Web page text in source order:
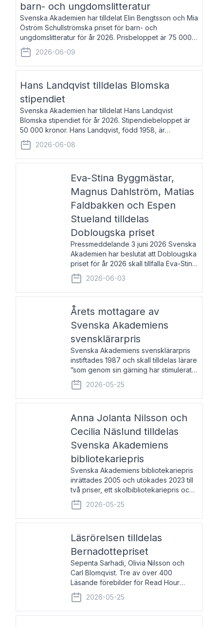
barn- och ungdomslitteratur
Svenska Akademien har tilldelat Elin Bengtsson och Mia
Öström Schullströmska priset för barn- och
ungdomslitteratur för år 2026. Prisbeloppet är 75 000
kronor vardera. Elin Bengtsson, född 1987, är författare
och forskare i genusvetenskap.
2026-06-09
Hans Landqvist tilldelas Blomska
stipendiet
Svenska Akademien har tilldelat Hans Landqvist
Blomska stipendiet för år 2026. Stipendiebeloppet är
50 000 kronor. Hans Landqvist, född 1958, är
professor i svenska vid Göteborgs universitet. Han
disputerade år 2000 på avhandlingen Författn
2026-06-08
Eva-Stina Byggmästar,
Magnus Dahlström, Matias
Faldbakken och Espen
Stueland tilldelas
Doblougska priset
Pressmeddelande 3 juni 2026 Svenska
Akademien har beslutat att Doblougska
priset för år 2026 skall tillfalla Eva-Stina
Byggmästar, Magnus Dahlström, Matias
Faldbakken samt Espen Stueland.
Prisbeloppet är 200 000 svenska
2026-06-03
Årets mottagare av
Svenska Akademiens
svensklärarpris
Svenska Akademiens svensklärarpris
instiftades 1987 och skall tilldelas lärare
”som genom sin gärning har stimulerat
intresset hos unga människor för
svenska språket och litteraturen”.
Prisutdelning och samtal med
2026-05-25
Anna Jolanta Nilsson och
Cecilia Näslund tilldelas
Svenska Akademiens
bibliotekariepris
Svenska Akademiens bibliotekariepris
inrättades 2005 och utökades 2023 till
två priser, ett skolbibliotekariepris och
ett folkbibliotekariepris. Priserna skall
tilldelas bibliotekarier vid svenska folk-
och skolbibliotek som gjort värdefull
2026-05-25
Läsrörelsen tilldelas
Bernadottepriset
Sepenta Sarhadi, Olivia Nilsson och
Carl Blomqvist. Tre av över 400
Läsande förebilder för Read Hour
Sverige. Foto: Michael Wall. Den ideella
föreningen Läsrörelsen tilldelas
Bernadottepriset 2026 för att den
2026-05-25